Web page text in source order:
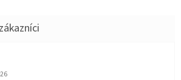
obchodu je 5 z 5 hvězdiček.